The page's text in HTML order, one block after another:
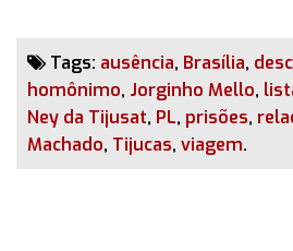
Tags: ausência, Brasília,
homônimo, Jorginho Mello,
Ney da Tijusat, PL, prisões,
Machado, Tijucas, viagem.